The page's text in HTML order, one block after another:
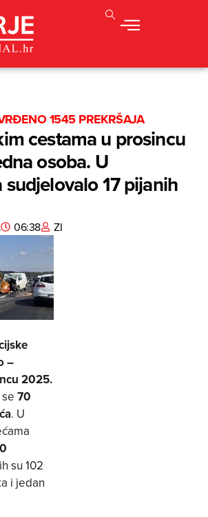
1545 PREKRŠAJA
cestama u prosincu
osoba. U
17 pijanih
06:38 ZI
–
2025.
70
. U
su 102
i jedan